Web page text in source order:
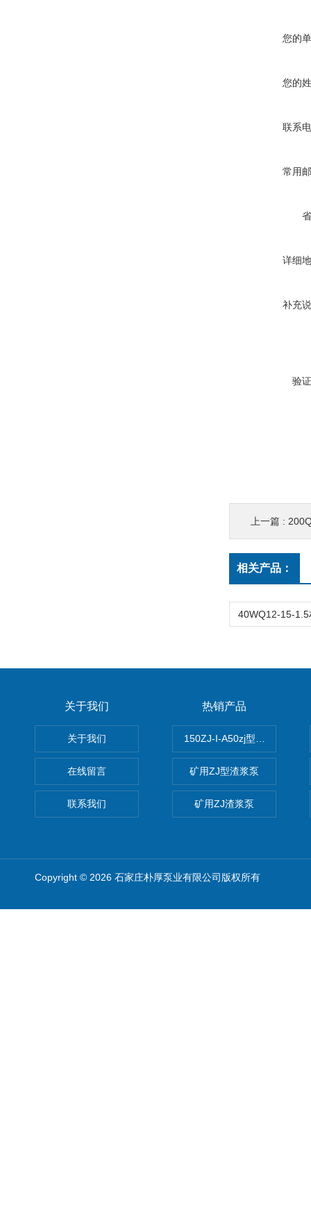
您的
您的
联系
常用
详细
补充
验
上一篇 :
相关产品：
关于我们
关于我们
在线留言
联系我们
热销产品
150ZJ-I-A50zj型渣浆泵
矿用ZJ型渣浆泵
矿用ZJ渣浆泵
Copyright © 2026 石家庄朴厚泵业有限公司版权所有